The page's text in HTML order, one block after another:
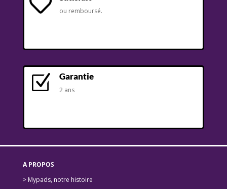
ou remboursé.
Z Garantie
2 ans
A PROPOS
> Mypads, notre histoire